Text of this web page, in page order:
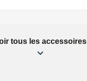
tous les accessoires